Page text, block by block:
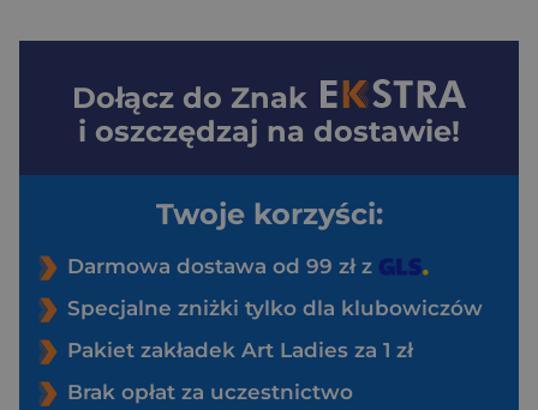
Dołącz do Znak
i oszczędzaj na dostawie!
Twoje korzyści:
Darmowa dostawa od 99 zł z
Specjalne zniżki tylko dla klubowiczów
Pakiet zakładek Art Ladies za 1 zł
Brak opłat za uczestnictwo